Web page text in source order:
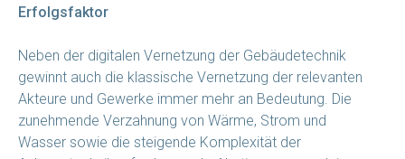
Erfolgsfaktor
Neben der digitalen Vernetzung der Gebäudetechnik
gewinnt auch die klassische Vernetzung der relevanten
Akteure und Gewerke immer mehr an Bedeutung. Die
zunehmende Verzahnung von Wärme, Strom und
Wasser sowie die steigende Komplexität der